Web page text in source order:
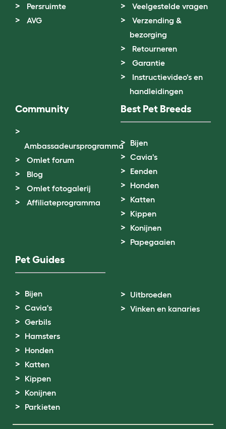
Persruimte
AVG
Veelgestelde vragen
Verzending &
bezorging
Retourneren
Garantie
Instructievideo's en
handleidingen
Community
Ambassadeursprogramma
Omlet forum
Blog
Omlet fotogalerij
Affiliateprogramma
Best Pet Breeds
Bijen
Cavia's
Eenden
Honden
Katten
Kippen
Konijnen
Papegaaien
Pet Guides
Bijen
Cavia's
Gerbils
Hamsters
Honden
Katten
Kippen
Konijnen
Parkieten
Uitbroeden
Vinken en kanaries